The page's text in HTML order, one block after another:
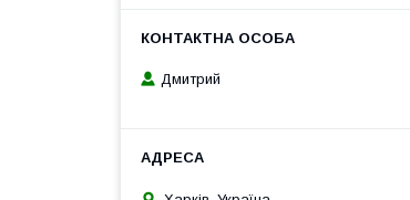
Дмитрий